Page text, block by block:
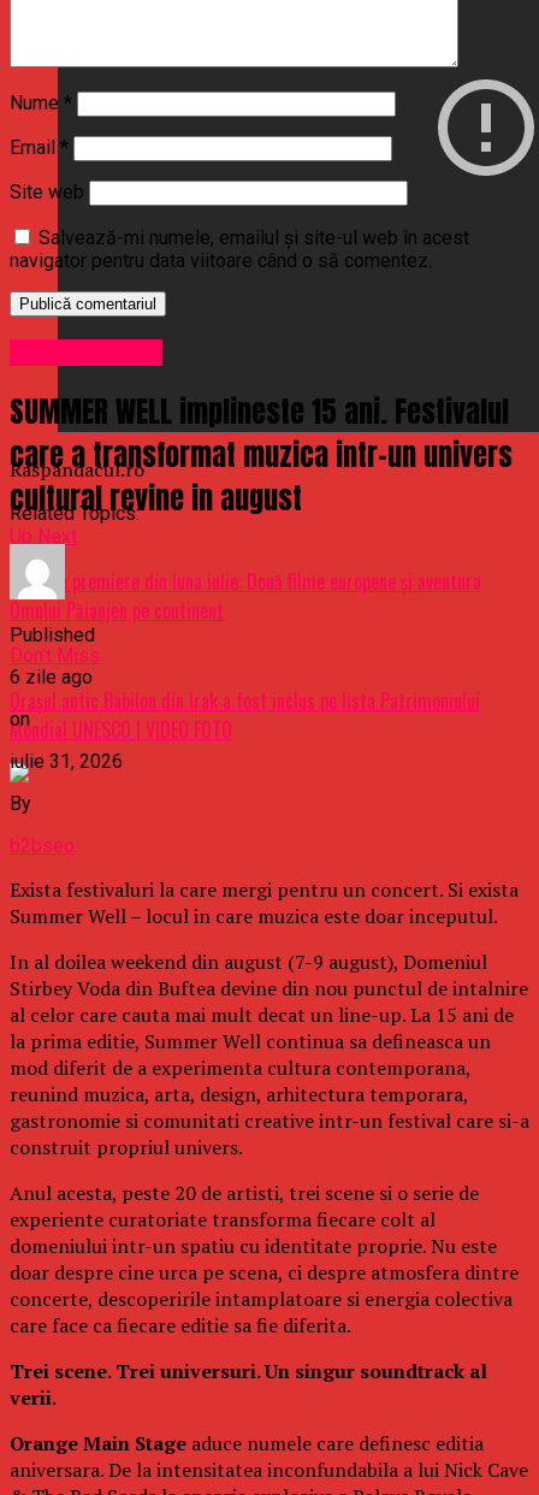
Raspandacul.ro
Related Topics:
Up Next
Primele premiere din luna iulie: Două filme europene şi aventura
Omului Păianjen pe continent
Don't Miss
Oraşul antic Babilon din Irak a fost inclus pe lista Patrimoniului
Mondial UNESCO | VIDEO FOTO
Nume *
Email *
Site web
Salvează-mi numele, emailul și site-ul web în acest
navigator pentru data viitoare când o să comentez.
SUMMER WELL implineste 15 ani. Festivalul
care a transformat muzica intr-un univers
cultural revine in august
Published
6 zile ago
on
iulie 31, 2026
By
b2bseo
Exista festivaluri la care mergi pentru un concert. Si exista
Summer Well – locul in care muzica este doar inceputul.
In al doilea weekend din august (7-9 august), Domeniul
Stirbey Voda din Buftea devine din nou punctul de intalnire
al celor care cauta mai mult decat un line-up. La 15 ani de
la prima editie, Summer Well continua sa defineasca un
mod diferit de a experimenta cultura contemporana,
reunind muzica, arta, design, arhitectura temporara,
gastronomie si comunitati creative intr-un festival care si-a
construit propriul univers.
Anul acesta, peste 20 de artisti, trei scene si o serie de
experiente curatoriate transforma fiecare colt al
domeniului intr-un spatiu cu identitate proprie. Nu este
doar despre cine urca pe scena, ci despre atmosfera dintre
concerte, descoperirile intamplatoare si energia colectiva
care face ca fiecare editie sa fie diferita.
Trei scene. Trei universuri. Un singur soundtrack al
verii.
Orange Main Stage aduce numele care definesc editia
aniversara. De la intensitatea inconfundabila a lui Nick Cave